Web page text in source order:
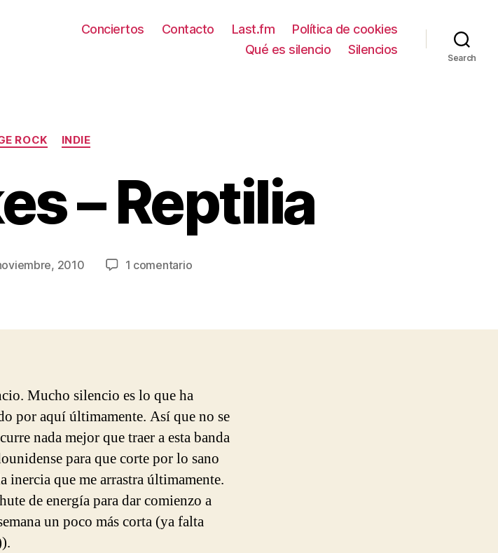
Conciertos Contacto Last.fm
Política de cookies
Qué es silencio
Silencios
Search
Categorías
ROCK INDIE
– Reptilia
2010 1 comentarioen
Reptilia
Mucho silencio es lo que ha
por aquí últimamente. Así que no se
nada mejor que traer a esta banda
para que corte por lo sano
inercia que me arrastra últimamente.
de energía para dar comienzo a
un poco más corta (ya falta